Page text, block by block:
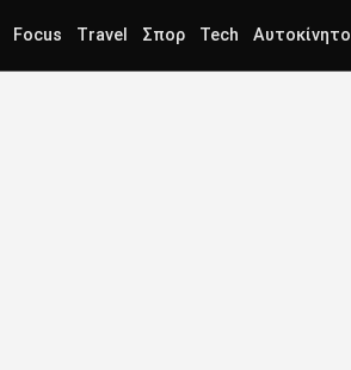
Focus Travel Σπορ Tech Αυτοκίνητο